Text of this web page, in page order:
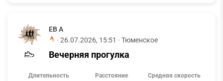
ЕВ А
· 26.07.2026, 15:51 · Тюменское
Вечерняя прогулка
Длительность Расстояние Средняя скорость